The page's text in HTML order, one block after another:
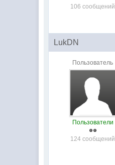
106 сообщений
LukDN
Пользователь
Пользователи
124 сообщений